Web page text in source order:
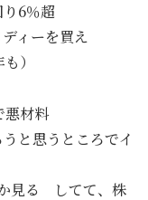
6％超
ィーを買え
）
悪材料
と思うところでイ
見る してて、株